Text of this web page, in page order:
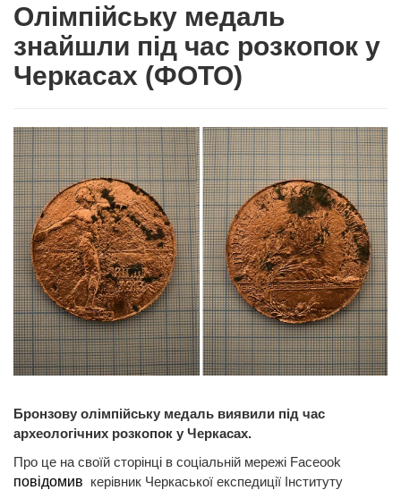
Олімпійську медаль
знайшли під час розкопок у
Черкасах (ФОТО)
Бронзову олімпійську медаль виявили під час
археологічних розкопок у Черкасах.
Про це на своїй сторінці в соціальній мережі Faceook
повідомив керівник Черкаської експедиції Інституту